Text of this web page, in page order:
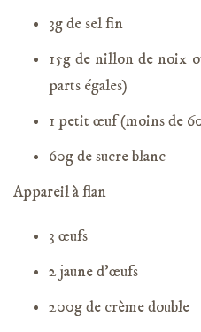
3g de sel fin
15g de nillon de noix
parts égales)
1 petit œuf (moins de
60g de sucre blanc
Appareil à flan
3 œufs
2 jaune d’œufs
200g de crème double